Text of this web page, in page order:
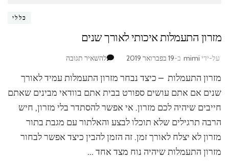
כללי
מזרון התעמלות איכותי לאורך שנים
על-ידי mimi ב-19 בפברואר 2019 להשאיר תגובהבנושא
התעמלות
איכותי
שנים
מזרון התעמלות – כיצד נבחר מזרון התעמלות עמיד לאורך
שנים אם אתם עושים ספורט בבית אתם בוודאי מבינים שאתם
חייבים שיהיה לכם מזרון. אי אפשר להסתדר בלי מזרון, חיש
הרבה תרגילים שלא תוכלו לבצע והאלתור עם מגבת בתור
מזרון לא יצלח לאורך זמן. זה הזמן להבין כיצד אפשר לבחור
מזרון התעמלות שיהיה נוח מצד אחד …